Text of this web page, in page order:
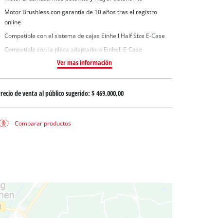
agua limpia
pozos
Motor Brushless con garantía de 10 años tras el registro
online
Compatible con el sistema de cajas Einhell Half Size E-Case
Compatible con la placa adaptadora Einhell E-Case
Ver mas información
de venta al público sugerido: $ 469.000,00
Comparar productos